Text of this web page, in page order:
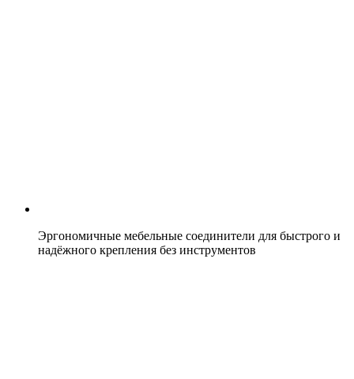
Эргономичные мебельные соединители для быстрого и
надёжного крепления без инструментов